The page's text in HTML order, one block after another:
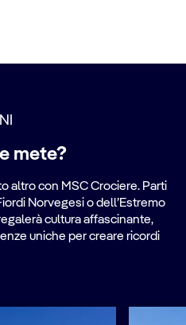
mete?
altro con MSC Crociere. Parti
Norvegesi o dell’Estremo
cultura affascinante,
uniche per creare ricordi